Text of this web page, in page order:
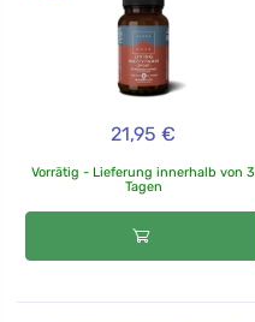
21,95 €
Vorrätig - Lieferung innerhalb von 3
Tagen